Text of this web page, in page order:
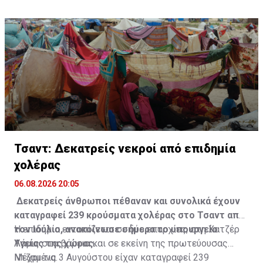
Τσαντ: Δεκατρείς νεκροί από επιδημία
χολέρας
06.08.2026 20:05
Δεκατρείς άνθρωποι πέθαναν και συνολικά έχουν
καταγραφεί 239 κρούσματα χολέρας στο Τσαντ από
τον Ιούλιο, ανακοίνωσε σήμερα το υπουργείο
Υγείας της χώρας.
Η επιδημία εντοπίζεται σε δύο επαρχίες, στη Χατζέρ
Λάμις στα βόρεια και σε εκείνη της πρωτεύουσας
Ντζαμένα.
Μέχρι τις 3 Αυγούστου είχαν καταγραφεί 239